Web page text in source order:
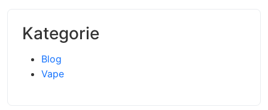
Kategorie
Blog
Vape